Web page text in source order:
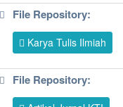
File Repository:
Karya Tulis Ilmiah
File Repository: